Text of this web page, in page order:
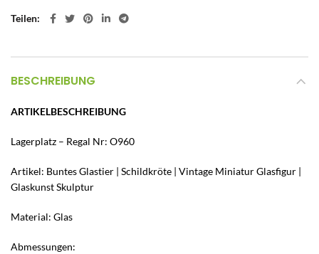
Teilen
BESCHREIBUNG
ARTIKELBESCHREIBUNG
Lagerplatz – Regal Nr: O960
Artikel: Buntes Glastier | Schildkröte | Vintage Miniatur Glasfigur |
Glaskunst Skulptur
Material: Glas
Abmessungen: